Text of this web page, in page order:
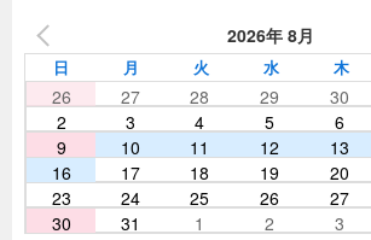
2026年 8月
日 月 火 水 木
26 27 28 29 30
2
3 4 5 6
9
10 11 12 13
16
17 18 19 20
23
24 25 26 27
30
31 1 2 3